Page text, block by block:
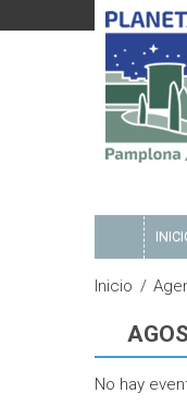
Inicio
No hay